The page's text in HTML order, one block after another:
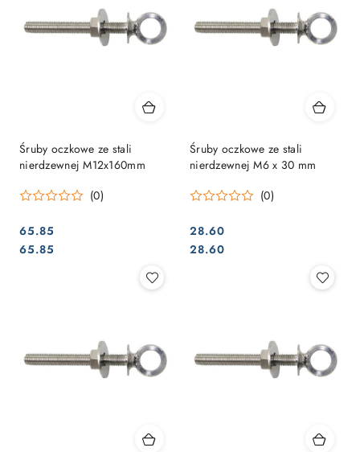
Śruby oczkowe ze stali
nierdzewnej M12x160mm
(0)
Cena:
65.85
Cena:
65.85
Śruby oczkowe ze stali
nierdzewnej M6 x 30 mm
(0)
Cena:
28.60
Cena:
28.60